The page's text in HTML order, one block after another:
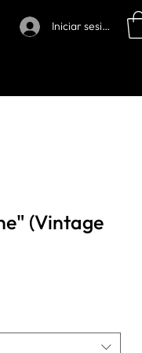
Iniciar sesión
(Vintage